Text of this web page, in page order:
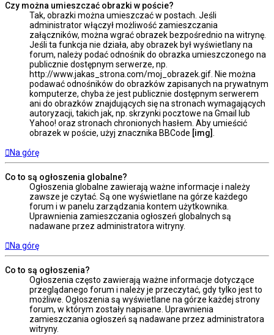
Czy można umieszczać obrazki w poście?
Tak, obrazki można umieszczać w postach. Jeśli
administrator włączył możliwość zamieszczania
załączników, można wgrać obrazek bezpośrednio na witrynę.
Jeśli ta funkcja nie działa, aby obrazek był wyświetlany na
forum, należy podać odnośnik do obrazka umieszczonego na
publicznie dostępnym serwerze, np.
http://www.jakas_strona.com/moj_obrazek.gif. Nie można
podawać odnośników do obrazków zapisanych na prywatnym
komputerze, chyba że jest publicznie dostępnym serwerem
ani do obrazków znajdujących się na stronach wymagających
autoryzacji, takich jak, np. skrzynki pocztowe na Gmail lub
Yahoo! oraz stronach chronionych hasłem. Aby umieścić
obrazek w poście, użyj znacznika BBCode [img]
Na górę
Co to są ogłoszenia globalne?
Ogłoszenia globalne zawierają ważne informacje i należy
zawsze je czytać. Są one wyświetlane na górze każdego
forum i w panelu zarządzania kontem użytkownika.
Uprawnienia zamieszczania ogłoszeń globalnych są
nadawane przez administratora witryny.
Na górę
Co to są ogłoszenia?
Ogłoszenia często zawierają ważne informacje dotyczące
przeglądanego forum i należy je przeczytać, gdy tylko jest to
możliwe. Ogłoszenia są wyświetlane na górze każdej strony
forum, w którym zostały napisane. Uprawnienia
zamieszczania ogłoszeń są nadawane przez administratora
witryny.